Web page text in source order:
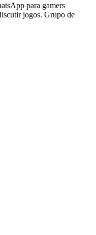
para gamers
jogos. Grupo de